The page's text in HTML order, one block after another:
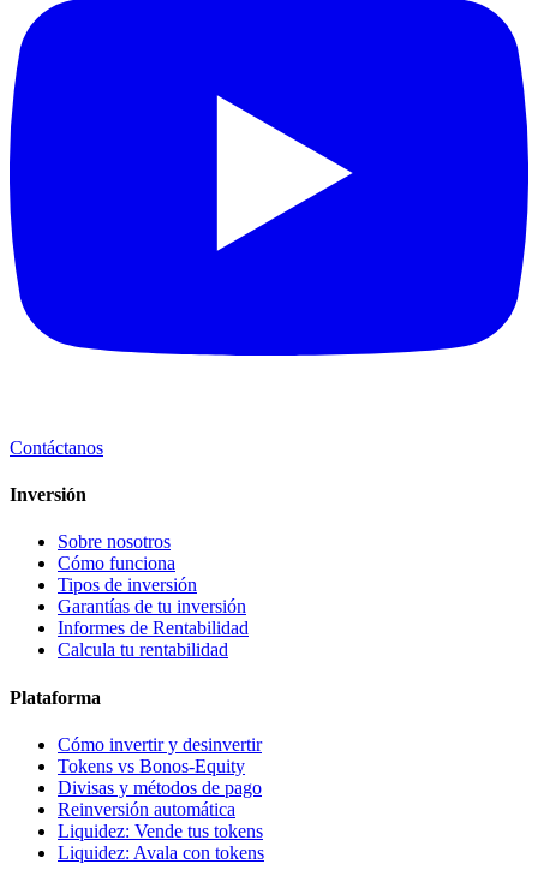
Contáctanos
Inversión
Sobre nosotros
Cómo funciona
Tipos de inversión
Garantías de tu inversión
Informes de Rentabilidad
Calcula tu rentabilidad
Plataforma
Cómo invertir y desinvertir
Tokens vs Bonos-Equity
Divisas y métodos de pago
Reinversión automática
Liquidez: Vende tus tokens
Liquidez: Avala con tokens